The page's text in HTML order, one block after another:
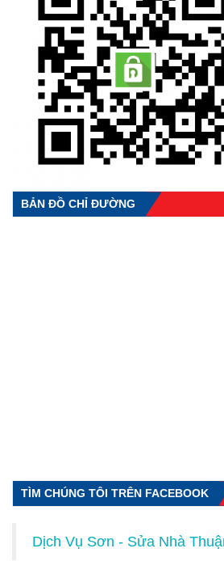
BẢN ĐỒ CHỈ ĐƯỜNG
TÌM CHÚNG TÔI TRÊN FACEBOOK
Dịch Vụ Sơn - Sửa Nhà